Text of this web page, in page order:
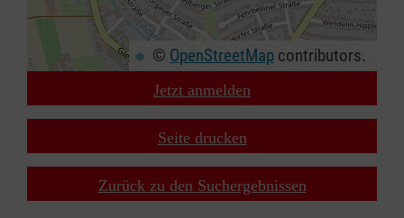
© OpenStreetMap contributors.
Jetzt anmelden
Seite drucken
Zurück zu den Suchergebnissen